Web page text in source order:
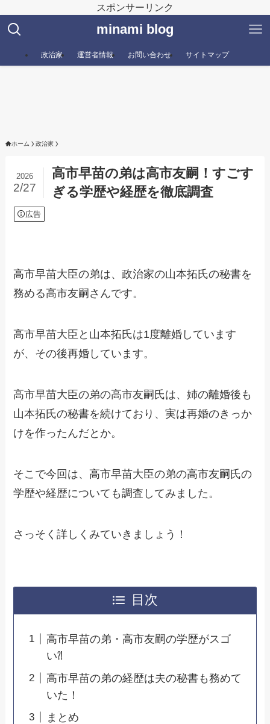
スポンサーリンク
minami blog
政治家 運営者情報 お問い合わせ サイトマップ
ホーム 政治家
高市早苗の弟は高市友嗣！すごす
ぎる学歴や経歴を徹底調査
2026
2/27
広告
高市早苗大臣の弟は、政治家の山本拓氏の秘書を
務める高市友嗣さんです。
高市早苗大臣と山本拓氏は1度離婚しています
が、その後再婚しています。
高市早苗大臣の弟の高市友嗣氏は、姉の離婚後も
山本拓氏の秘書を続けており、実は再婚のきっか
けを作ったんだとか。
そこで今回は、高市早苗大臣の弟の高市友嗣氏の
学歴や経歴についても調査してみました。
さっそく詳しくみていきましょう！
目次
高市早苗の弟・高市友嗣の学歴がスゴ
い⁈
高市早苗の弟の経歴は夫の秘書も務めて
いた！
まとめ